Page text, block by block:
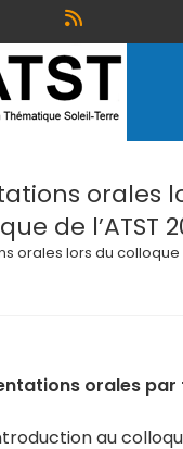
orales
de l’ATST
orales lors du colloque
orales par
au